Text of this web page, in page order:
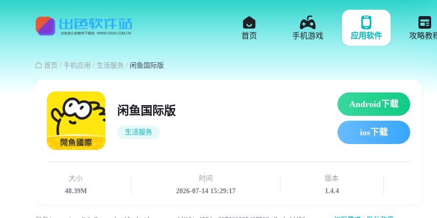
首页 手机游戏 应用软件 攻略教
 首页 / 手机应用 / 生活服务 / 闲鱼国际版
闲鱼国际版
生活服务
Android下载
ios下载
大小
48.39M
时间
2026-07-14 15:29:17
版本
1.4.4